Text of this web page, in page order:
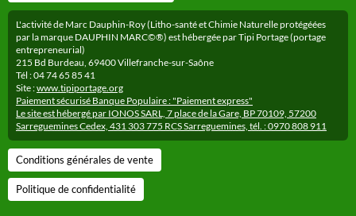
L'activité de Marc Dauphin-Roy (Litho-santé et Chimie Naturelle protégéées
par la marque DAUPHIN MARC©®) est hébergée par Tipi Portage (portage
entrepreneurial)
215 Bd Burdeau, 69400 Villefranche-sur-Saône
Tél : 04 74 65 85 41
Site :www.tipiportage.org
Paiement sécurisé Banque Populaire : "Paiement express"
Le site est hébergé par IONOS SARL, 7 place de la Gare, BP 70109, 57200
Sarreguemines Cedex, 431 303 775 RCS Sarreguemines, tél. : 0970 808 911
Conditions générales de vente
Politique de confidentialité